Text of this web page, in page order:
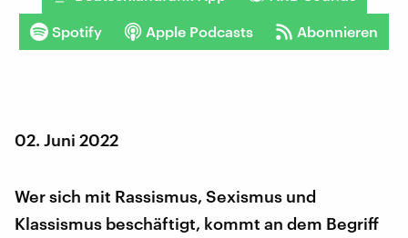
Spotify Apple Podcasts Abonnieren
02. Juni 2022
Wer sich mit Rassismus, Sexismus und
Klassismus beschäftigt, kommt an dem Begriff